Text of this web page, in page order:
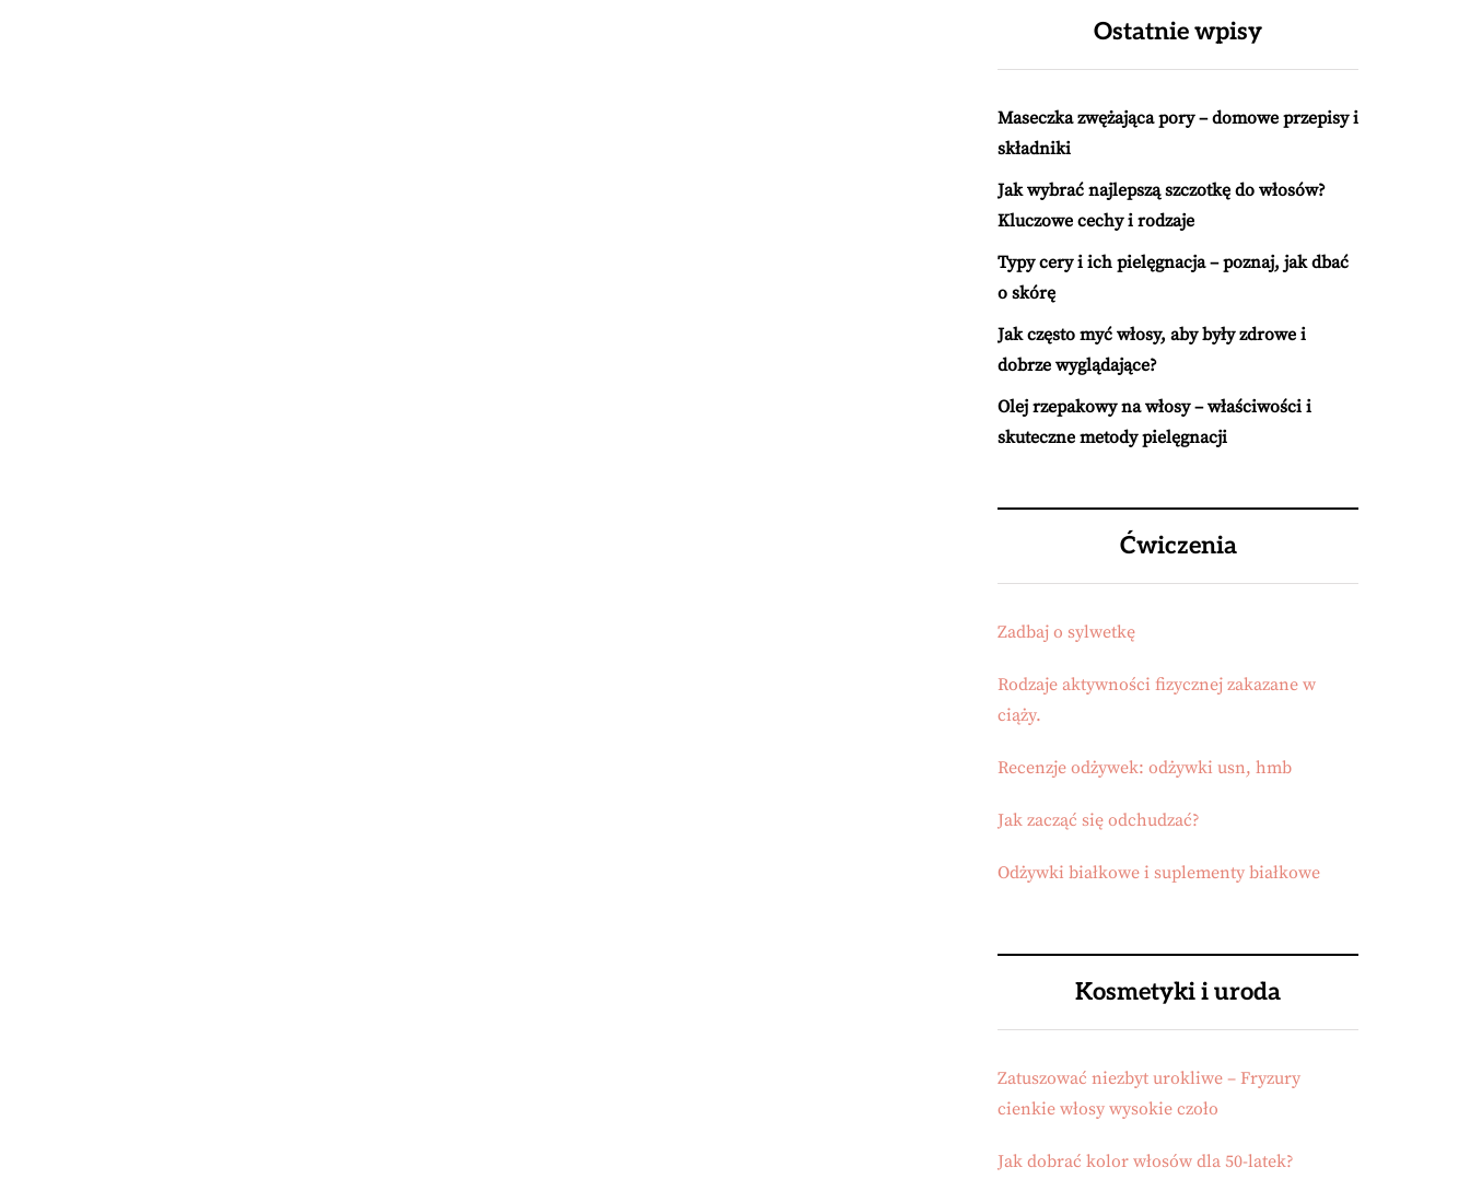
Ostatnie wpisy
Maseczka zwężająca pory – domowe przepisy i
składniki
Jak wybrać najlepszą szczotkę do włosów?
Kluczowe cechy i rodzaje
Typy cery i ich pielęgnacja – poznaj, jak dbać
o skórę
Jak często myć włosy, aby były zdrowe i
dobrze wyglądające?
Olej rzepakowy na włosy – właściwości i
skuteczne metody pielęgnacji
Ćwiczenia
Zadbaj o sylwetkę
Rodzaje aktywności fizycznej zakazane w
ciąży.
Recenzje odżywek: odżywki usn, hmb
Jak zacząć się odchudzać?
Odżywki białkowe i suplementy białkowe
Kosmetyki i uroda
Zatuszować niezbyt urokliwe – Fryzury
cienkie włosy wysokie czoło
Jak dobrać kolor włosów dla 50-latek?